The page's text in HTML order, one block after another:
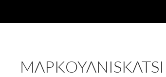
MAPKOYANISKATSI